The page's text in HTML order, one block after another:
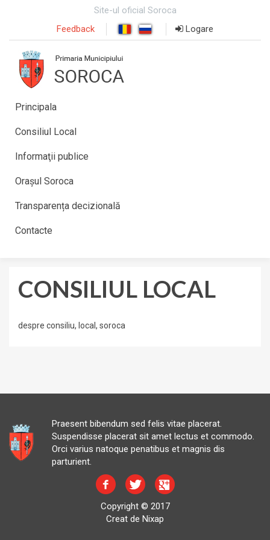
Site-ul oficial Soroca
Feedback
Logare
Principala
Consiliul Local
Informaţii publice
Orașul Soroca
Transparența decizională
Contacte
CONSILIUL LOCAL
despre consiliu, local, soroca
Praesent bibendum sed felis vitae placerat.
Suspendisse placerat sit amet lectus et commodo.
Orci varius natoque penatibus et magnis dis
parturient.
Copyright © 2017
Creat de Nixap